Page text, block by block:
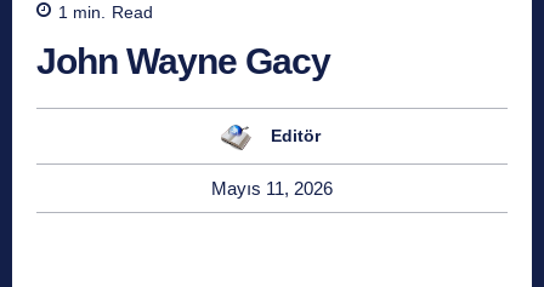
1 min. Read
John Wayne Gacy
Editör
Mayıs 11, 2026